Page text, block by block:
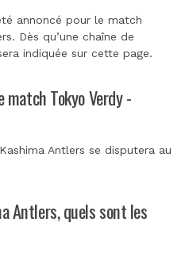
annoncé pour le match
Dès qu’une chaîne de
indiquée sur cette page.
match Tokyo Verdy -
Antlers se disputera au
Antlers, quels sont les